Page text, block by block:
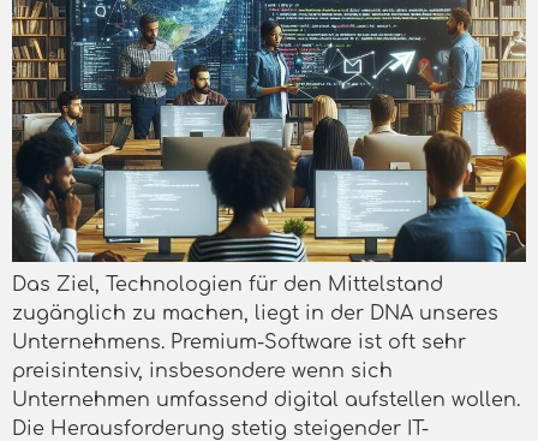
Das Ziel, Technologien für den Mittelstand
zugänglich zu machen, liegt in der DNA unseres
Unternehmens. Premium-Software ist oft sehr
preisintensiv, insbesondere wenn sich
Unternehmen umfassend digital aufstellen wollen.
Die Herausforderung stetig steigender IT-